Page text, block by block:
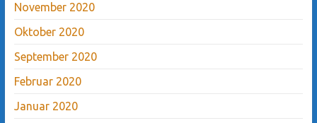
November 2020
Oktober 2020
September 2020
Februar 2020
Januar 2020